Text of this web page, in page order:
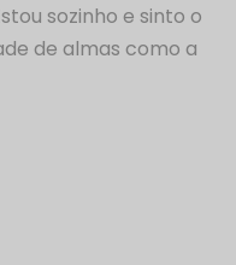
sozinho e sinto o
de almas como a